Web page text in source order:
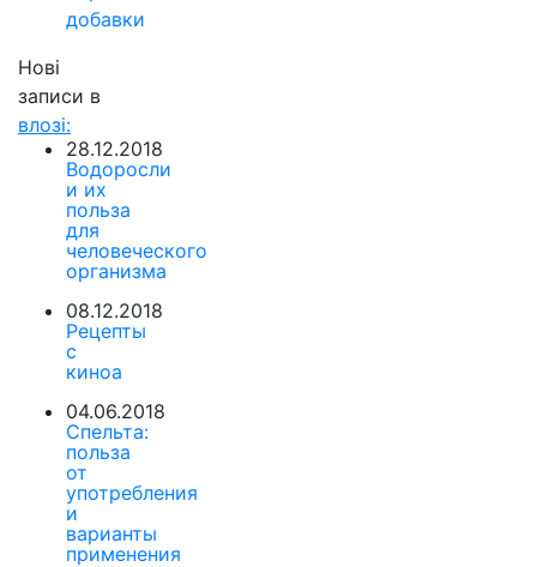
добавки
Нові
записи в
влозі:
28.12.2018
Водоросли
и их
польза
для
человеческого
организма
08.12.2018
Рецепты
с
киноа
04.06.2018
Спельта:
польза
от
употребления
и
варианты
применения